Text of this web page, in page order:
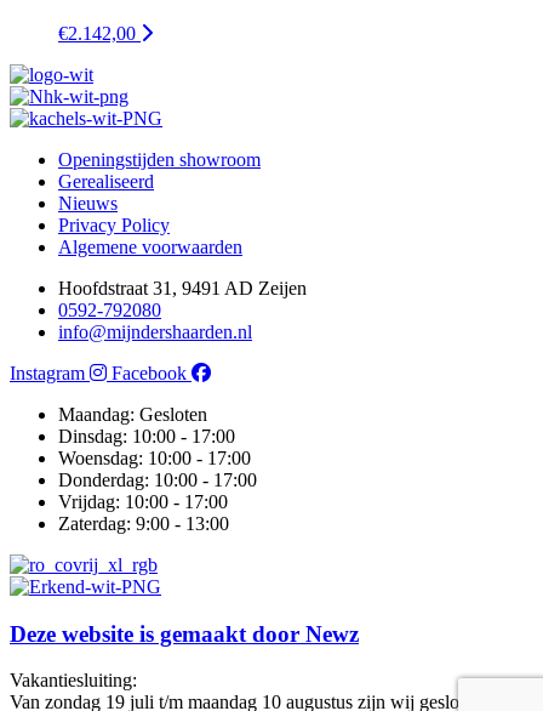
€2.142,00
Openingstijden showroom
Gerealiseerd
Nieuws
Privacy Policy
Algemene voorwaarden
Hoofdstraat 31, 9491 AD Zeijen
0592-792080
info@mijndershaarden.nl
Instagram
Facebook
Maandag: Gesloten
Dinsdag: 10:00 - 17:00
Woensdag: 10:00 - 17:00
Donderdag: 10:00 - 17:00
Vrijdag: 10:00 - 17:00
Zaterdag: 9:00 - 13:00
Deze website is gemaakt door Newz
Vakantiesluiting:
Van zondag 19 juli t/m maandag 10 augustus zijn wij gesloten.